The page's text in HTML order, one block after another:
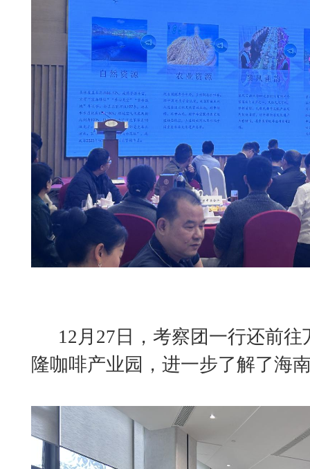
12月27日，考察团一行还前
隆咖啡产业园，进一步了解了海